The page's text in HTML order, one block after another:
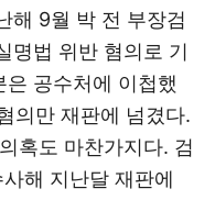
해 9월 박 전 부장검
명법 위반 혐의로 기
공수처에 이첩했
의만 재판에 넘겼다.
혹도 마찬가지다. 검
해 지난달 재판에